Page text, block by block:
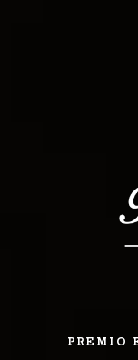
PREMIO